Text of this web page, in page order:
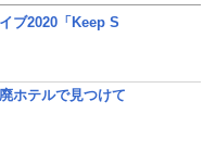
ブ2020「Keep S
ホテルで見つけて